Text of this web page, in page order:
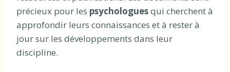
précieux pour les psychologuesqui cherchent à
approfondir leurs connaissances et à rester à
jour sur les développements dans leur
discipline.